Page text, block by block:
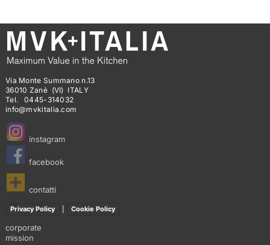
Via Monte Summano n.13
36010 Zanè (VI) ITALY
Tel. 0445-314032
info@mvkitalia.com
instagram
facebook
contatti
Privacy Policy Cookie Policy
corporate
mission